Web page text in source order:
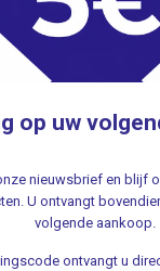
op uw
nieuwsbrief en blijf
U ontvangt
volgende aankoop.
ontvangt u